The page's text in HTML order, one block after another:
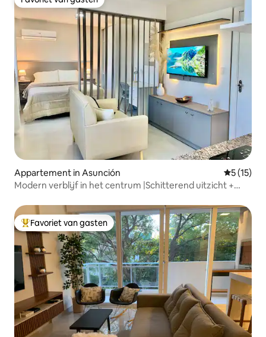
Favoriet van gasten
Appartement in Asunción
5 (15)
Modern verblijf in het centrum |Schitterend uitzicht +
Topfavoriet van gasten
Favoriet van gasten